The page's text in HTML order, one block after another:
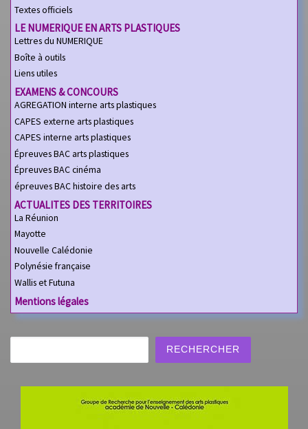
Textes officiels
LE NUMERIQUE EN ARTS PLASTIQUES
Lettres du NUMERIQUE
Boîte à outils
Liens utiles
EXAMENS & CONCOURS
AGREGATION interne arts plastiques
CAPES externe arts plastiques
CAPES interne arts plastiques
Épreuves BAC arts plastiques
Épreuves BAC cinéma
épreuves BAC histoire des arts
ACTUALITES DES TERRITOIRES
La Réunion
Mayotte
Nouvelle Calédonie
Polynésie française
Wallis et Futuna
Mentions légales
RECHERCHER